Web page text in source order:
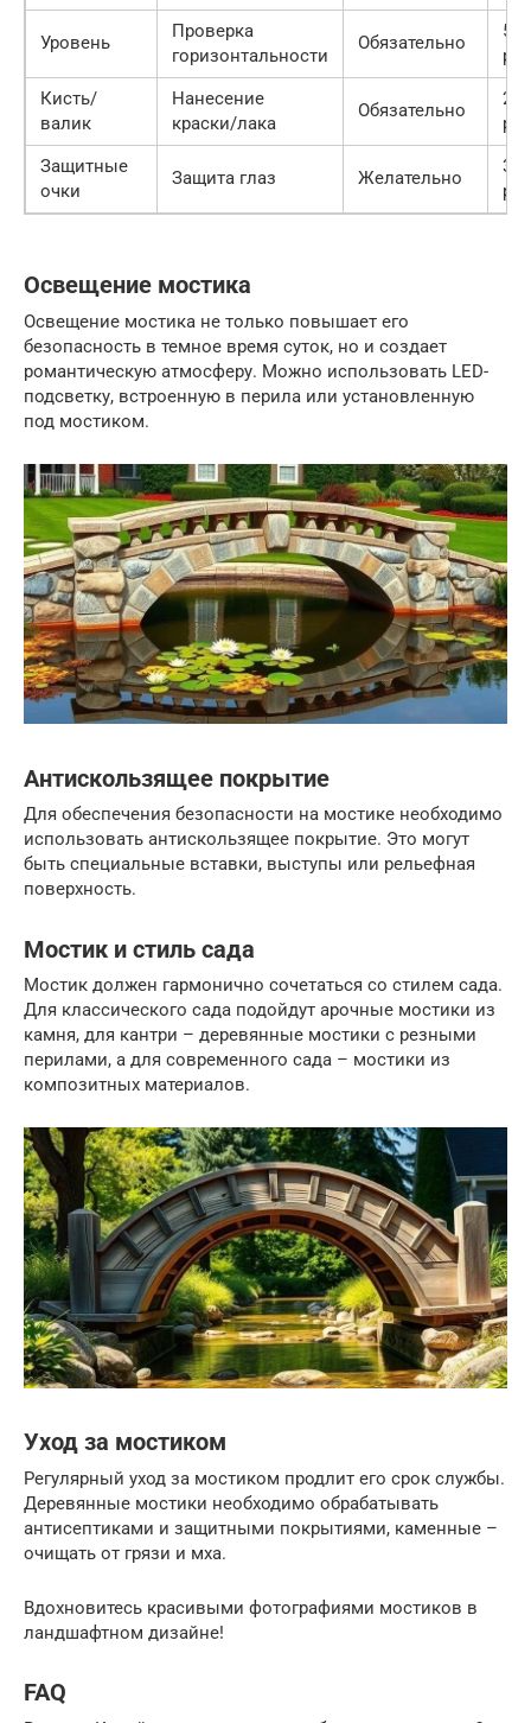
Уровень
Проверка
горизонтальности
Обязательно
500
Кисть/
валик
Нанесение
краски/лака
Обязательно
200
Защитные
очки
Защита глаз Желательно
300
Освещение мостика
Освещение мостика не только повышает его
безопасность в темное время суток, но и создает
романтическую атмосферу. Можно использовать LED-
подсветку, встроенную в перила или установленную
под мостиком.
Антискользящее покрытие
Для обеспечения безопасности на мостике необходимо
использовать антискользящее покрытие. Это могут
быть специальные вставки, выступы или рельефная
поверхность.
Мостик и стиль сада
Мостик должен гармонично сочетаться со стилем сада.
Для классического сада подойдут арочные мостики из
камня, для кантри – деревянные мостики с резными
перилами, а для современного сада – мостики из
композитных материалов.
Уход за мостиком
Регулярный уход за мостиком продлит его срок службы.
Деревянные мостики необходимо обрабатывать
антисептиками и защитными покрытиями, каменные –
очищать от грязи и мха.
Вдохновитесь красивыми фотографиями мостиков в
ландшафтном дизайне!
FAQ